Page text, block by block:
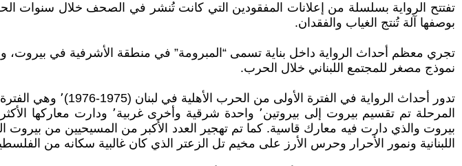
تفتتح الرواية بسلسلة من إعلانات المفقودين التي كانت تُنشر في الصحف خلال سنوات
بوصفها آلة تُنتج الغياب والفقدان.
تجري معظم أحداث الرواية داخل بناية تسمى “المبرومة” في منطقة الأشرفية في بيروت،
نموذج مصغر للمجتمع اللبناني خلال الحرب.
تدور أحداث
المرحلة تم تقسيم بيروت إلى
اللبنانية ونمور الأحرار وحرس الأرز على مخيم تل الزعتر الذي كان غالبية سكانه من الفلسطينيين٬ والذي شهد عمليات